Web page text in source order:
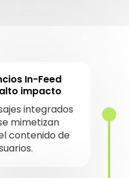
In-Feed
impacto
integrados
mimetizan
contenido de